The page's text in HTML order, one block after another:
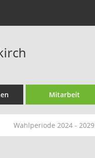
Mitarbeit
Wahlperiode 2024 - 2029